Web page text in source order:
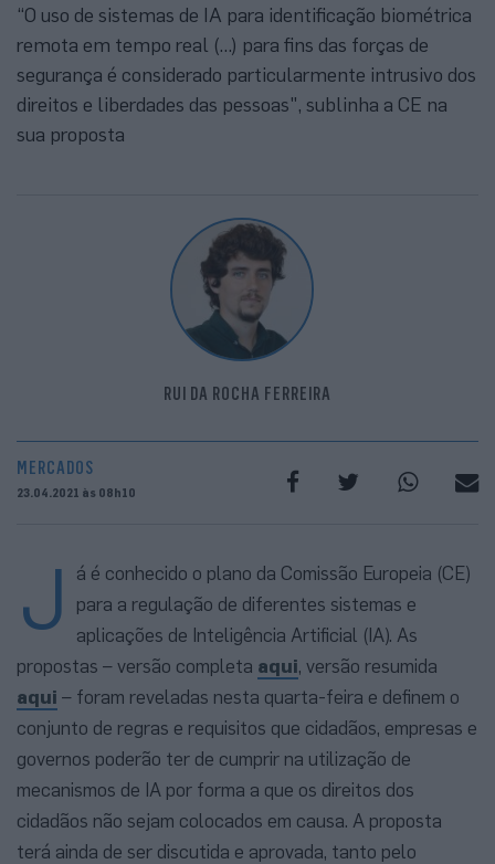
“O uso de sistemas de IA para identificação biométrica
remota em tempo real (...) para fins das forças de
segurança é considerado particularmente intrusivo dos
direitos e liberdades das pessoas", sublinha a CE na
sua proposta
RUI DA ROCHA FERREIRA
MERCADOS
23.04.2021 às 08h10
J
á é conhecido o plano da Comissão Europeia (CE)
para a regulação de diferentes sistemas e
aplicações de Inteligência Artificial (IA). As
propostas – versão completa aqui, versão resumida
aqui – foram reveladas nesta quarta-feira e definem o
conjunto de regras e requisitos que cidadãos, empresas e
governos poderão ter de cumprir na utilização de
mecanismos de IA por forma a que os direitos dos
cidadãos não sejam colocados em causa. A proposta
terá ainda de ser discutida e aprovada, tanto pelo